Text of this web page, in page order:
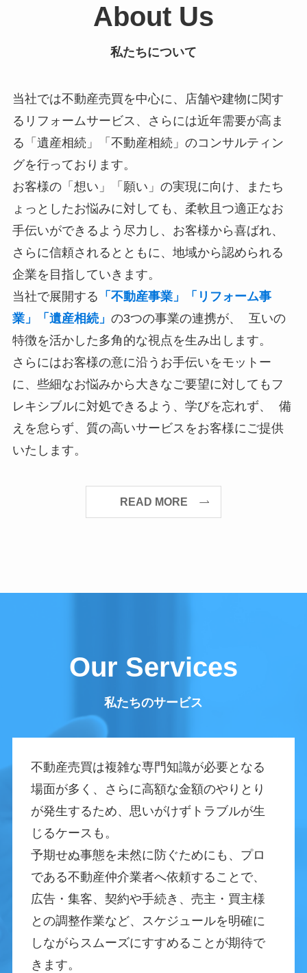
About Us
私たちについて
当社では不動産売買を中心に、店舗や建物に関す
るリフォームサービス、さらには近年需要が高ま
る「遺産相続」「不動産相続」のコンサルティン
グを行っております。
お客様の「想い」「願い」の実現に向け、またち
ょっとしたお悩みに対しても、柔軟且つ適正なお
手伝いができるよう尽力し、お客様から喜ばれ、
さらに信頼されるとともに、地域から認められる
企業を目指していきます。
当社で展開する 「不動産事業」「リフォーム事
業」「遺産相続」 の3つの事業の連携が、 互いの
特徴を活かした多角的な視点を生み出します。
さらにはお客様の意に沿うお手伝いをモットー
に、些細なお悩みから大きなご要望に対してもフ
レキシブルに対処できるよう、学びを忘れず、 備
えを怠らず、質の高いサービスをお客様にご提供
いたします。
READ MORE
Our Services
私たちのサービス
不動産売買は複雑な専門知識が必要となる
場面が多く、さらに高額な金額のやりとり
が発生するため、思いがけずトラブルが生
じるケースも。
予期せぬ事態を未然に防ぐためにも、プロ
である不動産仲介業者へ依頼することで、
広告・集客、契約や手続き、売主・買主様
との調整作業など、スケジュールを明確に
しながらスムーズにすすめることが期待で
きます。